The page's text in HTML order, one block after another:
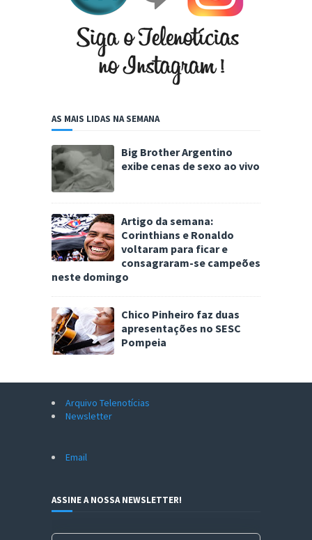
AS MAIS LIDAS NA SEMANA
Big Brother Argentino
exibe cenas de sexo ao vivo
Artigo da semana:
Corinthians e Ronaldo
voltaram para ficar e
consagraram-se campeões
neste domingo
Chico Pinheiro faz duas
apresentações no SESC
Pompeia
Arquivo Telenotícias
Newsletter
Email
ASSINE A NOSSA NEWSLETTER!